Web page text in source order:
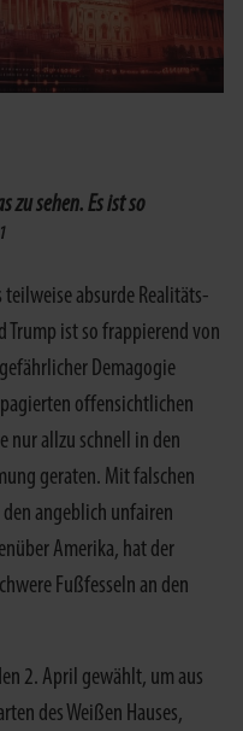
zu sehen. Es ist so
1
teilweise absurde Realitäts-
Trump ist so frappierend von
Demagogie
offensichtlichen
nur allzu schnell in den
geraten. Mit falschen
angeblich unfairen
Amerika, hat der
Fußfesseln an den
2. April gewählt, um aus
des Weißen Hauses,